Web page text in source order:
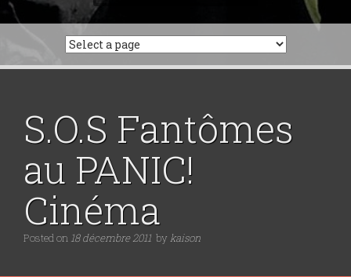
S.O.S Fantômes
au PANIC!
Cinéma
Posted on 18 décembre 2011 by kaison